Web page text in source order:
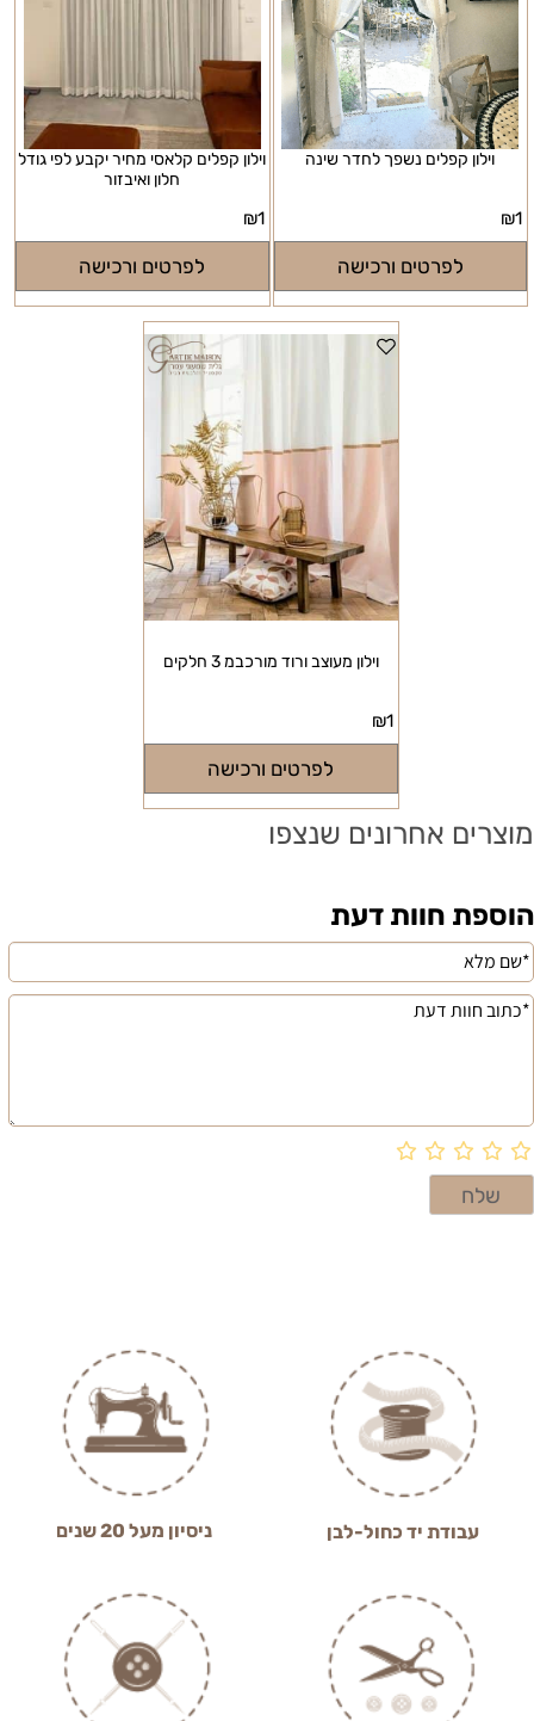
וילון קפלים נשפך לחדר שינה
₪1
לפרטים ורכישה
וילון קפלים קלאסי מחיר יקבע לפי גודל
חלון ואיבזור
₪1
לפרטים ורכישה
וילון מעוצב ורוד מורכבמ 3 חלקים
₪1
לפרטים ורכישה
מוצרים אחרונים שנצפו
הוספת חוות דעת
עבודת יד כחול-לבן ניסיון מעל 20 שנים